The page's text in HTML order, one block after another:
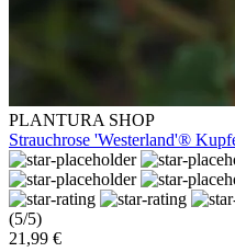
PLANTURA SHOP
Strauchrose 'Westerland'®
(5/5)
21,99 €